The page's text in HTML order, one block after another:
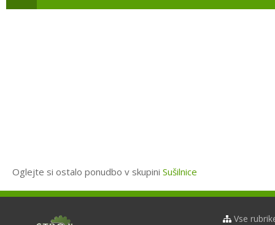
Oglejte si ostalo ponudbo v skupini Sušilnice
Vse